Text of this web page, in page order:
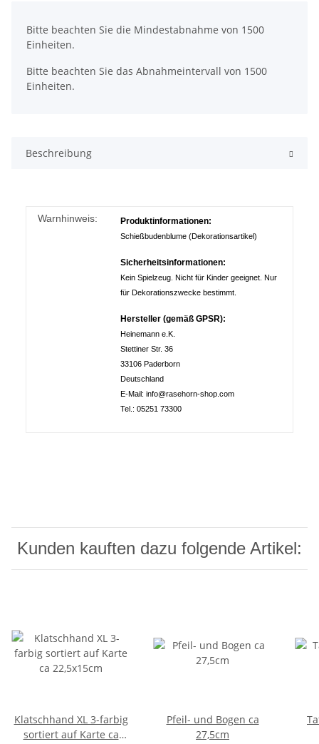
Bitte beachten Sie die Mindestabnahme von 1500
Einheiten.
Bitte beachten Sie das Abnahmeintervall von 1500
Einheiten.
Beschreibung
Warnhinweis: Produktinformationen:
Schießbudenblume (Dekorationsartikel)
Sicherheitsinformationen:
Kein Spielzeug. Nicht für Kinder geeignet. Nur
für Dekorationszwecke bestimmt.
Hersteller (gemäß GPSR):
Heinemann e.K.
Stettiner Str. 36
33106 Paderborn
Deutschland
E-Mail: info@rasehorn-shop.com
Tel.: 05251 73300
Kunden kauften dazu folgende Artikel:
Klatschhand XL 3-farbig
sortiert auf Karte ca
Pfeil- und Bogen ca
27,5cm